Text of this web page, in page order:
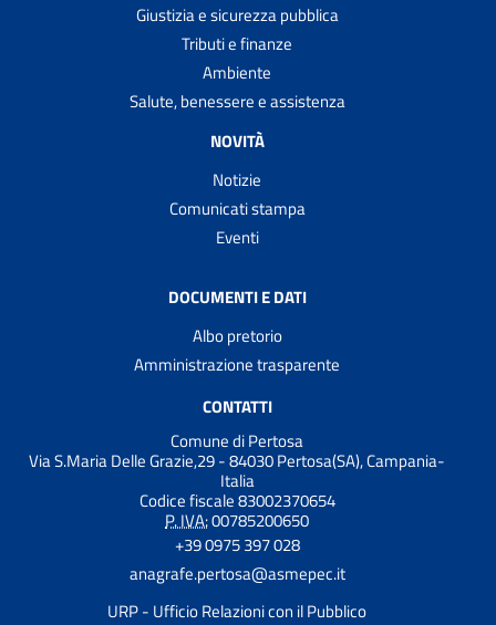
Giustizia e sicurezza pubblica
Tributi e finanze
Ambiente
Salute, benessere e assistenza
NOVITÀ
Notizie
Comunicati stampa
Eventi
DOCUMENTI E DATI
Albo pretorio
Amministrazione trasparente
CONTATTI
Comune di Pertosa
Via S.Maria Delle Grazie,29 - 84030 Pertosa(SA), Campania-
Italia
Codice fiscale 83002370654
P. IVA:00785200650
+39 0975 397 028
anagrafe.pertosa@asmepec.it
URP - Ufficio Relazioni con il Pubblico